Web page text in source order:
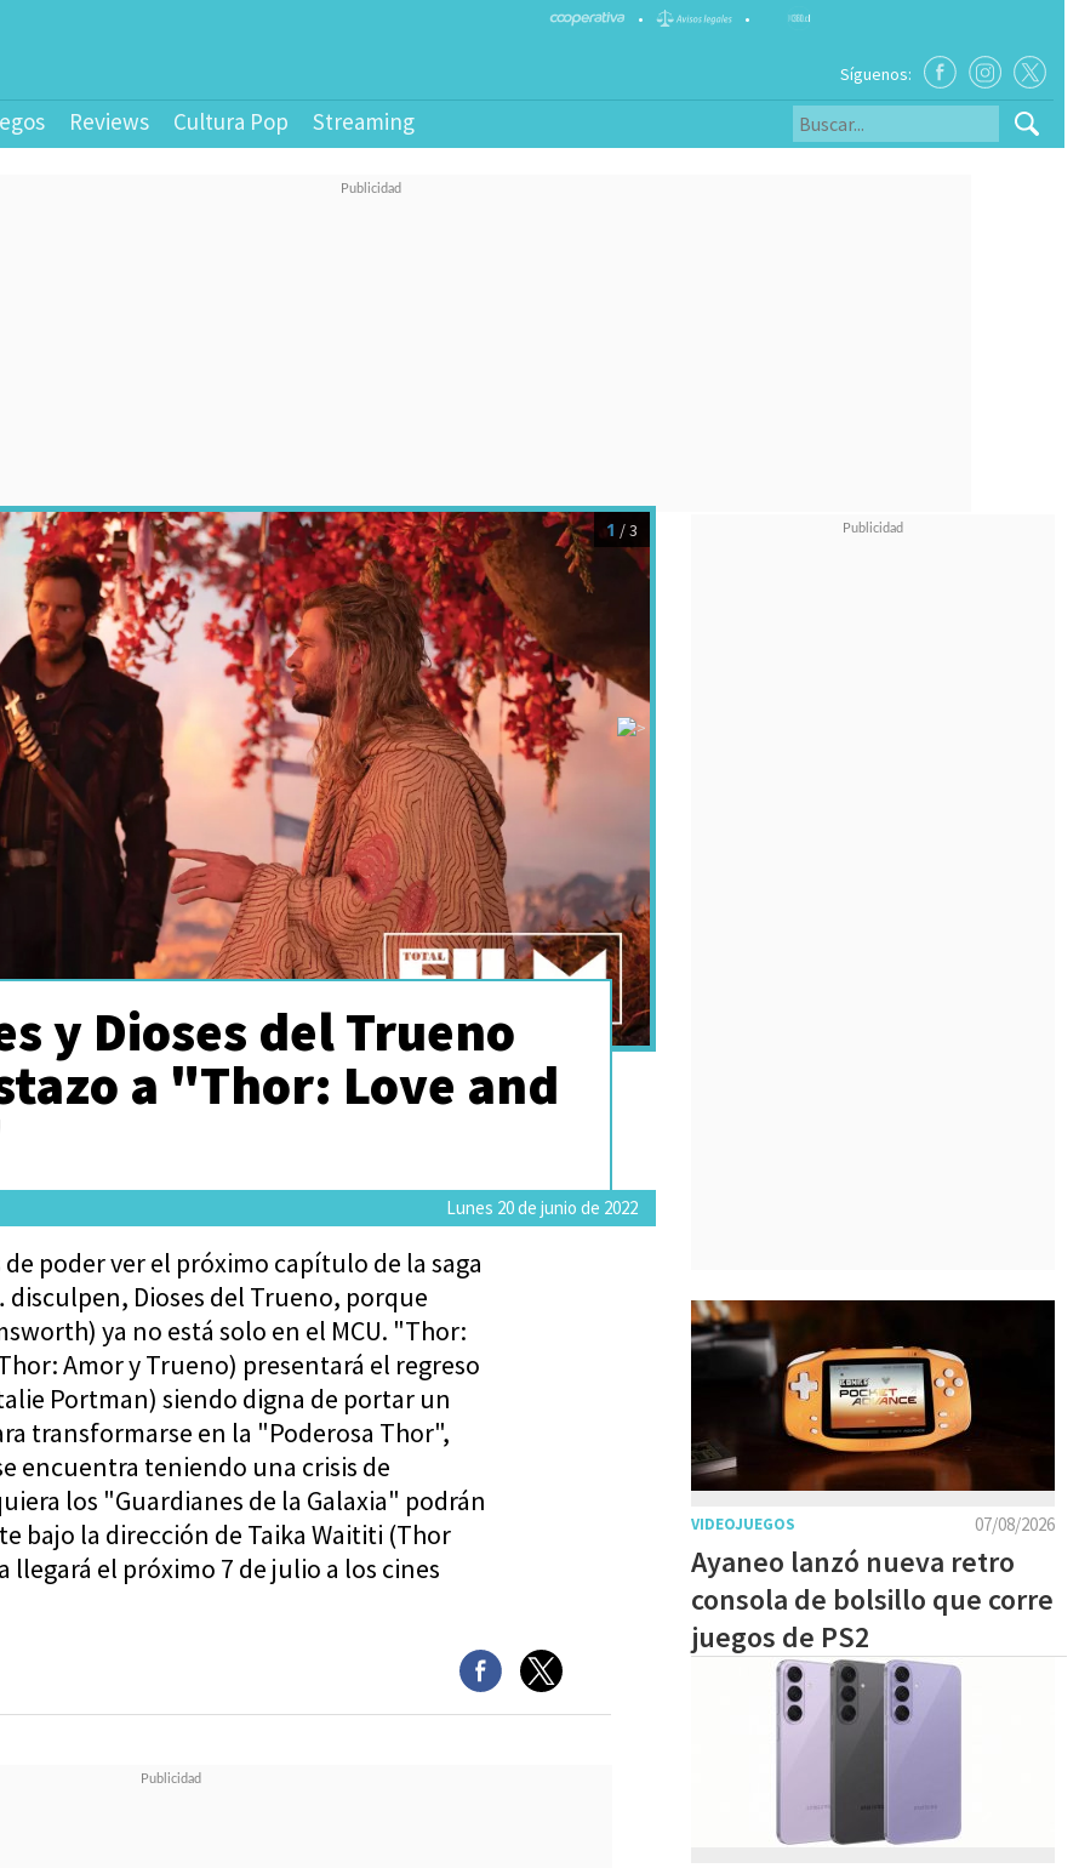
• •
Síguenos:
Reviews Cultura Pop Streaming
1 / 3
y Dioses del Trueno
a "Thor: Love and
Lunes 20 de junio de 2022
de poder ver el próximo capítulo de la saga
Dioses del Trueno, porque
ya no está solo en el MCU. "Thor:
Amor y Trueno) presentará el regreso
Portman) siendo digna de portar un
transformarse en la "Poderosa Thor",
encuentra teniendo una crisis de
los "Guardianes de la Galaxia" podrán
bajo la dirección de Taika Waititi (Thor
llegará el próximo 7 de julio a los cines
07/08/2026
VIDEOJUEGOS
Ayaneo lanzó nueva retro
consola de bolsillo que corre
juegos de PS2